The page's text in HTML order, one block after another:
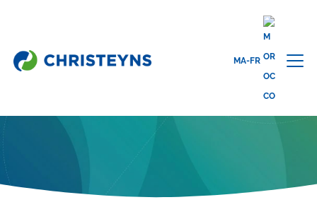
MA-FR
Home Politique d’utilisation des cookies